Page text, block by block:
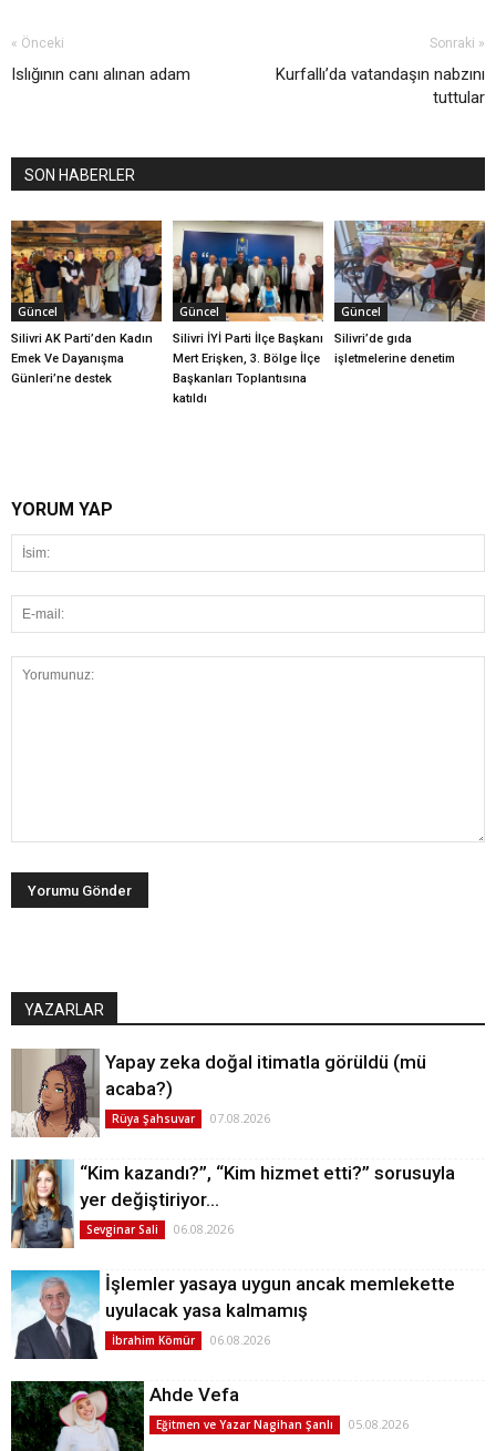
« Önceki
Islığının canı alınan adam
Sonraki »
Kurfallı’da vatandaşın nabzını
tuttular
SON HABERLER
Güncel
Silivri AK Parti’den Kadın
Emek Ve Dayanışma
Günleri’ne destek
Güncel
Silivri İYİ Parti İlçe Başkanı
Mert Erişken, 3. Bölge İlçe
Başkanları Toplantısına
katıldı
Güncel
Silivri’de gıda
işletmelerine denetim
YORUM YAP
YAZARLAR
Yapay zeka doğal itimatla görüldü (mü
acaba?)
Rüya Şahsuvar 07.08.2026
“Kim kazandı?”, “Kim hizmet etti?” sorusuyla
yer değiştiriyor…
Sevginar Sali 06.08.2026
İşlemler yasaya uygun ancak memlekette
uyulacak yasa kalmamış
İbrahim Kömür 06.08.2026
Ahde Vefa
Eğitmen ve Yazar Nagihan Şanlı 05.08.2026